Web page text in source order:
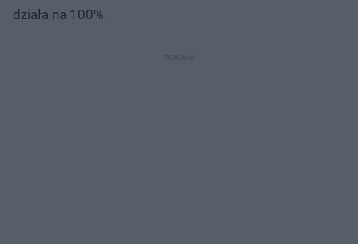
działa na 100%.